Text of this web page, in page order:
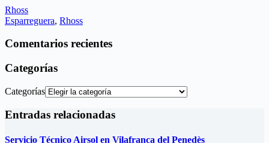
Rhoss
Esparreguera, Rhoss
Comentarios recientes
Categorías
Categorías
Entradas relacionadas
Servicio Técnico Airsol en Vilafranca del Penedès